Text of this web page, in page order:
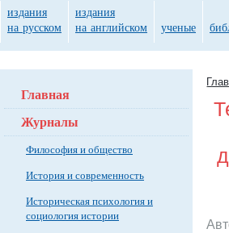
Главная
Журналы
Философия и общество
История и современность
Историческая психология и
социология истории
издания
на русском
издания
на английском
ученые